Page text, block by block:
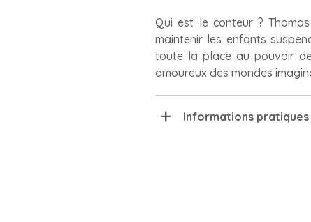
Qui est le conteur ?
maintenir les enfants
toute la place au pouvoir
amoureux des mondes
Informations pratiques